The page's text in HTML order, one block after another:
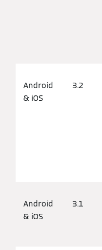
Android
& iOS
3.2
Android
& iOS
3.1